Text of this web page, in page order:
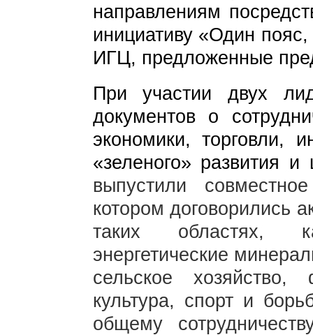
направлениям
инициативу «Один
ИГЦ, предложенные
При участии двух
документов о
экономики, торговли,
«зеленого» развития
выпустили
котором договорились
таких областях,
энергетические
сельское
культура, спорт и
общему